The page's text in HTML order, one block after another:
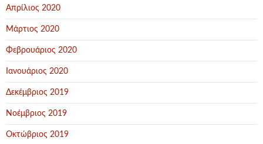
Απρίλιος 2020
Μάρτιος 2020
Φεβρουάριος 2020
Ιανουάριος 2020
Δεκέμβριος 2019
Νοέμβριος 2019
Οκτώβριος 2019